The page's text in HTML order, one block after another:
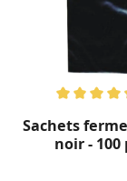
Sachets
noir - 100